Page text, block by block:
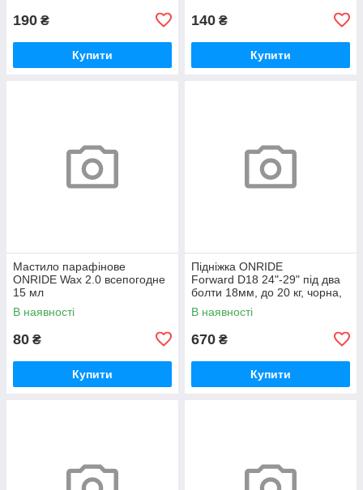
190 ₴
Купити
140 ₴
Купити
Мастило парафінове
ONRIDE Wax 2.0 всепогодне
15 мл
В наявності
80 ₴
Купити
Підніжка ONRIDE
Forward D18 24"-29" під два
болти 18мм, до 20 кг, чорна,
polybag
В наявності
670 ₴
Купити